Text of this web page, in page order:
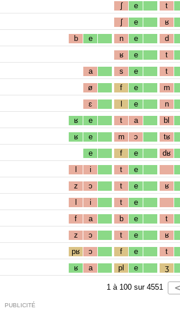
ʃ e t
ʃ e ʁ
b e n e d
ʁ e t
a s e t
ø f e m
ɛ l e n
ʁ e t a bl
ʁ e m ɔ tʁ
e f e dʁ
l i t e
z ɔ t e ʁ
l i t e
f a b e t
z ɔ t e ʁ
pʁ ɔ f e t
ʁ a pl e ʒ
1 à 100 sur 4551
PUBLICITÉ